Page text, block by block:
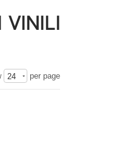
VINILI
24 per page